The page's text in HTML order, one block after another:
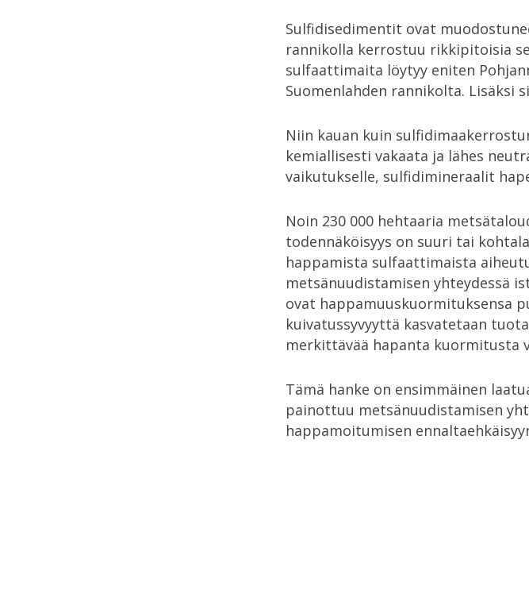
Sulfidisedimentit ovat
rannikolla kerrostuu rikkipitoisia
sulfaattimaita löytyy eniten
Suomenlahden rannikolta. Lisäksi
Niin kauan kuin
kemiallisesti vakaata ja lähes
vaikutukselle, sulfidimineraalit
Noin 230 000 hehtaaria
todennäköisyys on suuri tai
happamista sulfaattimaista
metsänuudistamisen yhteydessä
ovat happamuuskuormituksensa
kuivatussyvyyttä kasvatetaan
merkittävää hapanta kuormitusta
Tämä hanke on ensimmäinen
painottuu metsänuudistamisen
happamoitumisen